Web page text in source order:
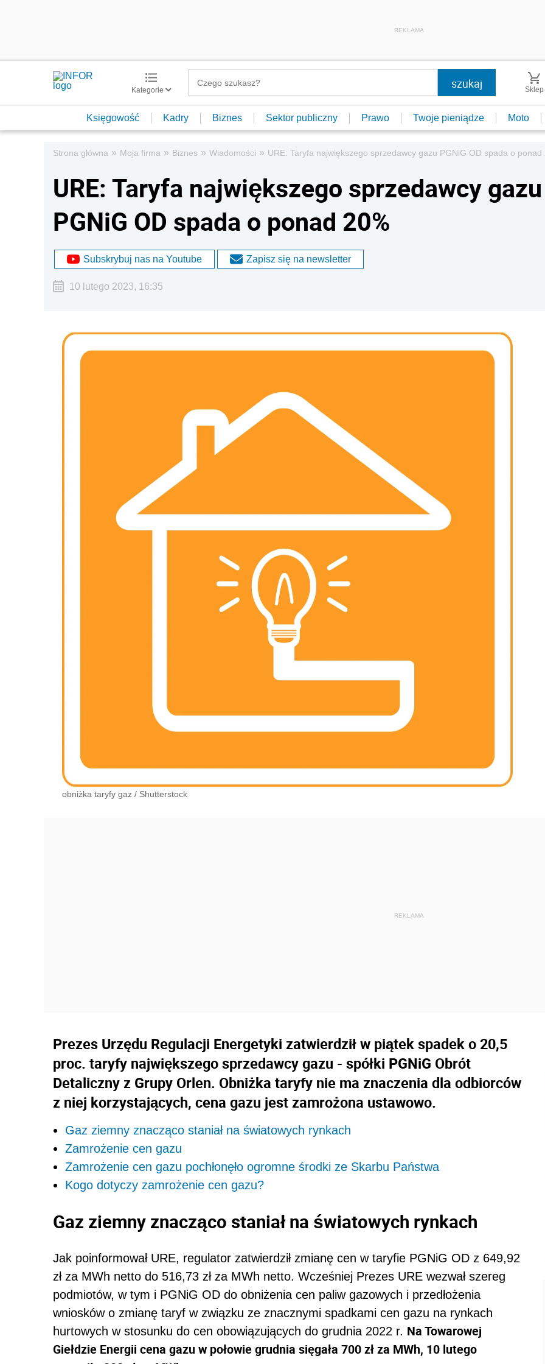
REKLAMA
Kategorie Sklep
Księgowość Kadry Biznes Sektor publiczny Prawo Twoje pieniądze Moto
Strona główna » Moja firma » Biznes » Wiadomości » URE: Taryfa największego sprzedawcy gazu PGNiG OD spada o ponad
URE: Taryfa największego sprzedawcy gazu
PGNiG OD spada o ponad 20%
Subskrybuj nas na Youtube Zapisz się na newsletter
10 lutego 2023, 16:35
obniżka taryfy gaz / Shutterstock
Prezes Urzędu Regulacji Energetyki zatwierdził w piątek spadek o 20,5
proc. taryfy największego sprzedawcy gazu - spółki PGNiG Obrót
Detaliczny z Grupy Orlen. Obniżka taryfy nie ma znaczenia dla odbiorców
z niej korzystających, cena gazu jest zamrożona ustawowo.
Gaz ziemny znacząco staniał na światowych rynkach
Zamrożenie cen gazu
Zamrożenie cen gazu pochłonęło ogromne środki ze Skarbu Państwa
Kogo dotyczy zamrożenie cen gazu?
Gaz ziemny znacząco staniał na światowych rynkach
Jak poinformował URE, regulator zatwierdził zmianę cen w taryfie PGNiG OD z 649,92
zł za MWh netto do 516,73 zł za MWh netto. Wcześniej Prezes URE wezwał szereg
podmiotów, w tym i PGNiG OD do obniżenia cen paliw gazowych i przedłożenia
wniosków o zmianę taryf w związku ze znacznymi spadkami cen gazu na rynkach
hurtowych w stosunku do cen obowiązujących do grudnia 2022 r. Na Towarowej
Giełdzie Energii cena gazu w połowie grudnia sięgała 700 zł za MWh, 10 lutego